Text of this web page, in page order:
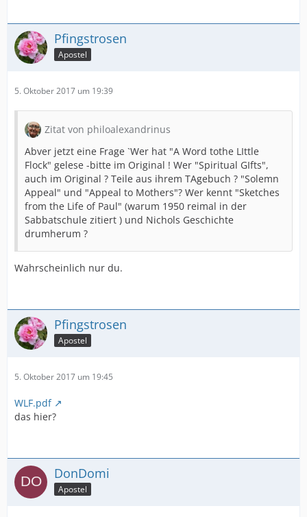
Pfingstrosen
Apostel
5. Oktober 2017 um 19:39
Zitat von philoalexandrinus
Abver jetzt eine Frage `Wer hat "A Word tothe LIttle
Flock" gelese -bitte im Original ! Wer "Spiritual GIfts",
auch im Original ? Teile aus ihrem TAgebuch ? "Solemn
Appeal" und "Appeal to Mothers"? Wer kennt "Sketches
from the Life of Paul" (warum 1950 reimal in der
Sabbatschule zitiert ) und Nichols Geschichte
drumherum ?
Wahrscheinlich nur du.
Pfingstrosen
Apostel
5. Oktober 2017 um 19:45
WLF.pdf
das hier?
DonDomi
Apostel